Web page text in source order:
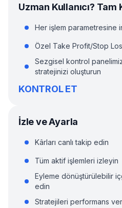
Uzman Kullanıcı?
Her işlem parametresine
Özel Take Profit/Stop
Sezgisel kontrol panelimiz
stratejinizi oluşturun
KONTROL ET
İzle ve Ayarla
Kârları canlı takip edin
Tüm aktif işlemleri izleyin
Eyleme dönüştürülebilir
edin
Stratejileri performans